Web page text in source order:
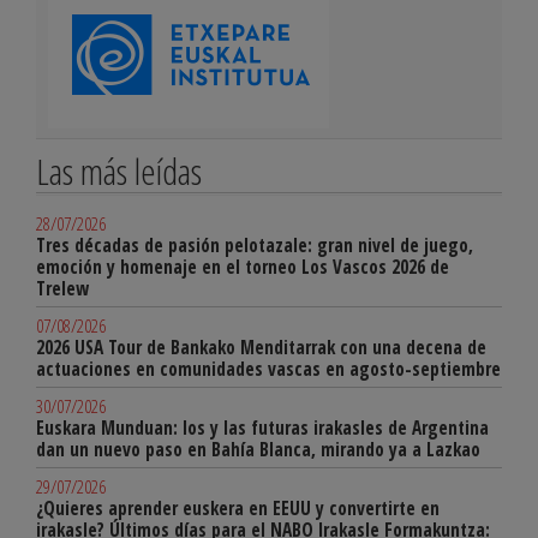
Las más leídas
28/07/2026
Tres décadas de pasión pelotazale: gran nivel de juego,
emoción y homenaje en el torneo Los Vascos 2026 de
Trelew
07/08/2026
2026 USA Tour de Bankako Menditarrak con una decena de
actuaciones en comunidades vascas en agosto-septiembre
30/07/2026
Euskara Munduan: los y las futuras irakasles de Argentina
dan un nuevo paso en Bahía Blanca, mirando ya a Lazkao
29/07/2026
¿Quieres aprender euskera en EEUU y convertirte en
irakasle? Últimos días para el NABO Irakasle Formakuntza: